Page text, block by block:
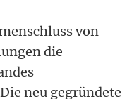
von
die
neu gegründete